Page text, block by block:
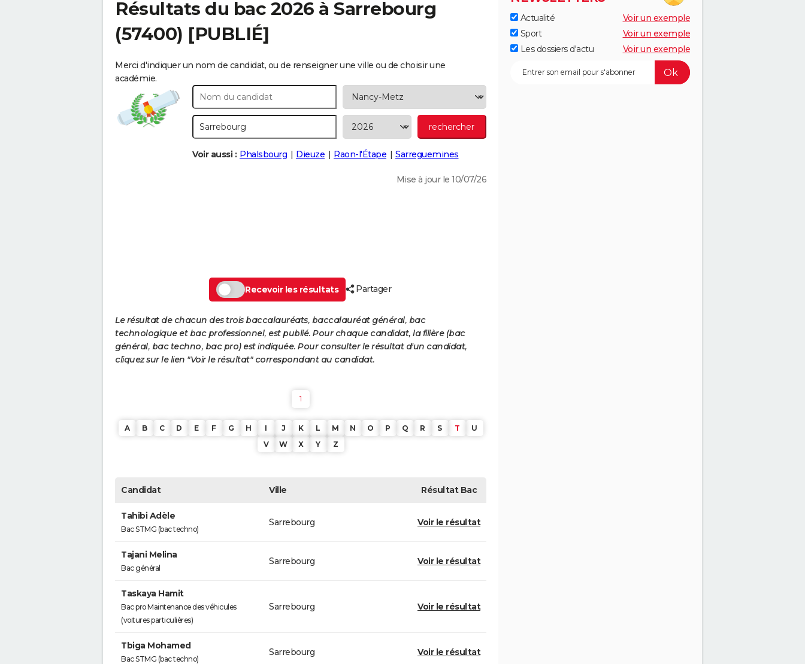
Résultats du bac 2026 à Sarrebourg
(57400) [PUBLIÉ]
Merci d'indiquer un nom de candidat, ou de renseigner une ville ou de choisir une
académie.
Voir aussi : Phalsbourg Dieuze Raon-l'Étape Sarreguemines
Mise à jour le 10/07/26
Recevoir les résultats Partager
Le résultat de chacun des trois baccalauréats, baccalauréat général, bac
technologique et bac professionnel, est publié. Pour chaque candidat, la filière (bac
général, bac techno, bac pro) est indiquée. Pour consulter le résultat d'un candidat,
cliquez sur le lien "Voir le résultat" correspondant au candidat.
1
A B C D E F G H I J K L M N O P Q R S T
U
V
W X Y Z
Candidat Ville RésultatBac
Tahibi Adèle
Bac STMG (bac techno)
Sarrebourg Voir le résultat
Tajani Melina
Bac général
Sarrebourg Voir le résultat
Taskaya Hamit
Bac pro Maintenance des véhicules
(voitures particulières)
Sarrebourg Voir le résultat
Tbiga Mohamed
Bac STMG (bac techno)
Sarrebourg Voir le résultat
Actualité
Voir un exemple
Sport
Voir un exemple
Les dossiers d'actu
Voir un exemple